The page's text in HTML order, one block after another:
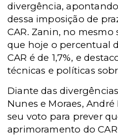
divergência,
dessa imposição de
CAR. Zanin, no mesmo
que hoje o percentual
CAR é de 1,7%, e
técnicas e políticas
Diante das
Nunes e Moraes,
seu voto para prever
aprimoramento do